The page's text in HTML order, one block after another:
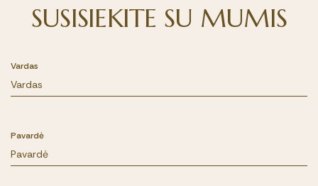
SUSISIEKITE SU MUMIS
Vardas
Pavardė